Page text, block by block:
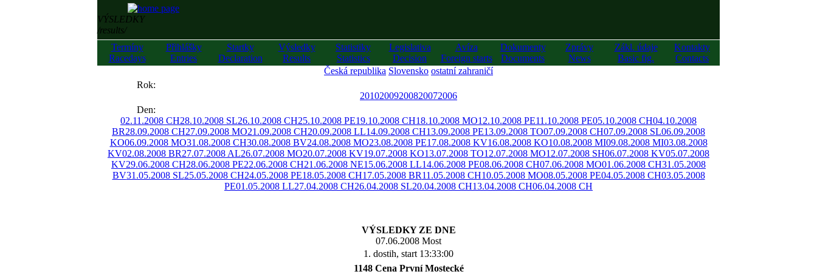
VÝSLEDKY
/results/
Termíny
Racedays
Přihlášky
Entries
Startky
Declaration
Výsledky
Results
Statistiky
Statistics
Legislativa
Decision
Avíza
Foreign starts
Dokumenty
Documents
Zprávy
News
Zákl. údaje
Basic fig.
Kontakty
Contacts
Česká republika Slovensko ostatní zahraničí
Rok:
20102009200820072006
Den:
02.11.2008 CH28.10.2008 SL26.10.2008 CH25.10.2008 PE19.10.2008 CH18.10.2008 MO12.10.2008 PE11.10.2008 PE05.10.2008 CH04.10.2008
BR28.09.2008 CH27.09.2008 MO21.09.2008 CH20.09.2008 LL14.09.2008 CH13.09.2008 PE13.09.2008 TO07.09.2008 CH07.09.2008 SL06.09.2008
KO06.09.2008 MO31.08.2008 CH30.08.2008 BV24.08.2008 MO23.08.2008 PE17.08.2008 KV16.08.2008 KO10.08.2008 MI09.08.2008 MI03.08.2008
KV02.08.2008 BR27.07.2008 AL26.07.2008 MO20.07.2008 KV19.07.2008 KO13.07.2008 TO12.07.2008 MO12.07.2008 SH06.07.2008 KV05.07.2008
KV29.06.2008 CH28.06.2008 PE22.06.2008 CH21.06.2008 NE15.06.2008 LL14.06.2008 PE08.06.2008 CH07.06.2008 MO01.06.2008 CH31.05.2008
BV31.05.2008 SL25.05.2008 CH24.05.2008 PE18.05.2008 CH17.05.2008 BR11.05.2008 CH10.05.2008 MO08.05.2008 PE04.05.2008 CH03.05.2008
PE01.05.2008 LL27.04.2008 CH26.04.2008 SL20.04.2008 CH13.04.2008 CH06.04.2008 CH
VÝSLEDKY ZE DNE
07.06.2008 Most
1. dostih, start 13:33:00
1148 Cena První Mostecké